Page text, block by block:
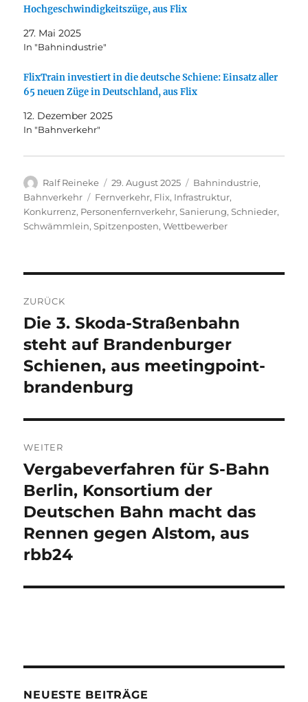
Hochgeschwindigkeitszüge, aus Flix
27. Mai 2025
In "Bahnindustrie"
FlixTrain investiert in die deutsche Schiene: Einsatz aller
65 neuen Züge in Deutschland, aus Flix
12. Dezember 2025
In "Bahnverkehr"
Autor
Ralf Reineke
Veröffentlicht
am
29. August 2025 Kategorien
Bahnindustrie,
Bahnverkehr
Schlagwörter
Fernverkehr, Flix, Infrastruktur,
Konkurrenz, Personenfernverkehr,Sanierung,Schnieder,
Schwämmlein,Spitzenposten,Wettbewerber
ZURÜCK
Vorheriger
Beitrag:
Die 3. Skoda-Straßenbahn
steht auf Brandenburger
Schienen, aus meetingpoint-
brandenburg
WEITER
Nächster
Beitrag:
Vergabeverfahren für S-Bahn
Berlin, Konsortium der
Deutschen Bahn macht das
Rennen gegen Alstom, aus
rbb24
NEUESTE BEITRÄGE